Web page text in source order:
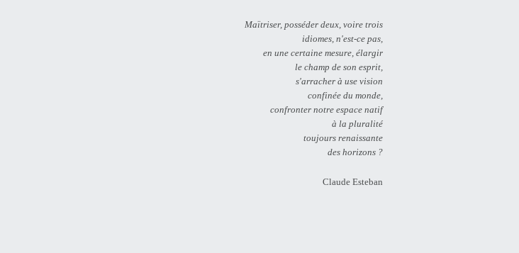
Maïtriser, posséder deux, voire trois
idiomes, n'est-ce pas,
en une certaine mesure, élargir
le champ de son esprit,
s'arracher à use vision
confinée du monde,
confronter notre espace natif
à la pluralité
toujours renaissante
des horizons ?
Claude Esteban